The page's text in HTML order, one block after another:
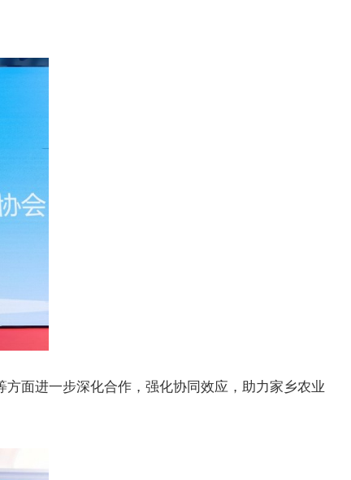
面进一步深化合作，强化协同效应，助力家乡农业